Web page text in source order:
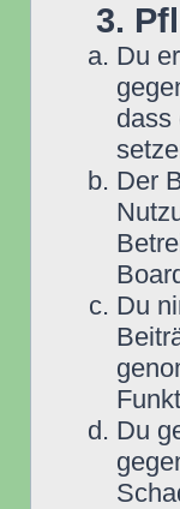
3.
Du
dass
Der
Du
Du